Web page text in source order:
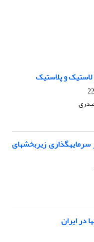
و پلاستیک
سرمایهگذاری زیربخشهای
در ایران